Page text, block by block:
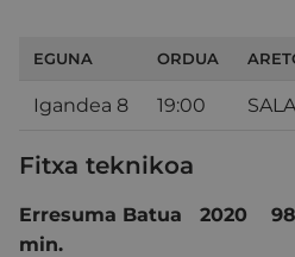
EGUNA ORDUA
Igandea 8 19:00
Fitxa teknikoa
Erresuma Batua 2020 98